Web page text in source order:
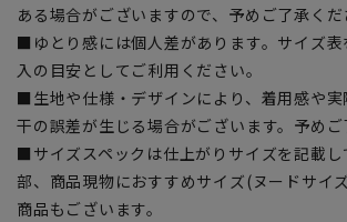
ある場合がございますので、予めご了承くだ
■ゆとり感には個人差があります。サイズ
入の目安としてご利用ください。
■生地や仕様・デザインにより、着用感や
干の誤差が生じる場合がございます。予めご
■サイズスペックは仕上がりサイズを記載し
部、商品現物におすすめサイズ(ヌードサイ
商品もございます。